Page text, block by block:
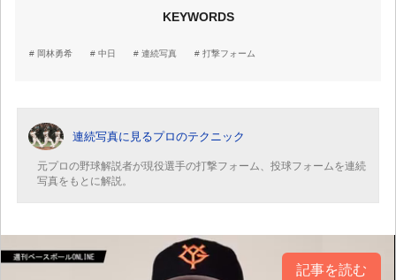
KEYWORDS
岡林勇希 中日 連続写真 打撃フォーム
連続写真に見るプロのテクニック
元プロの野球解説者が現役選手の打撃フォーム、投球フォームを連続
写真をもとに解説。
記事を読む